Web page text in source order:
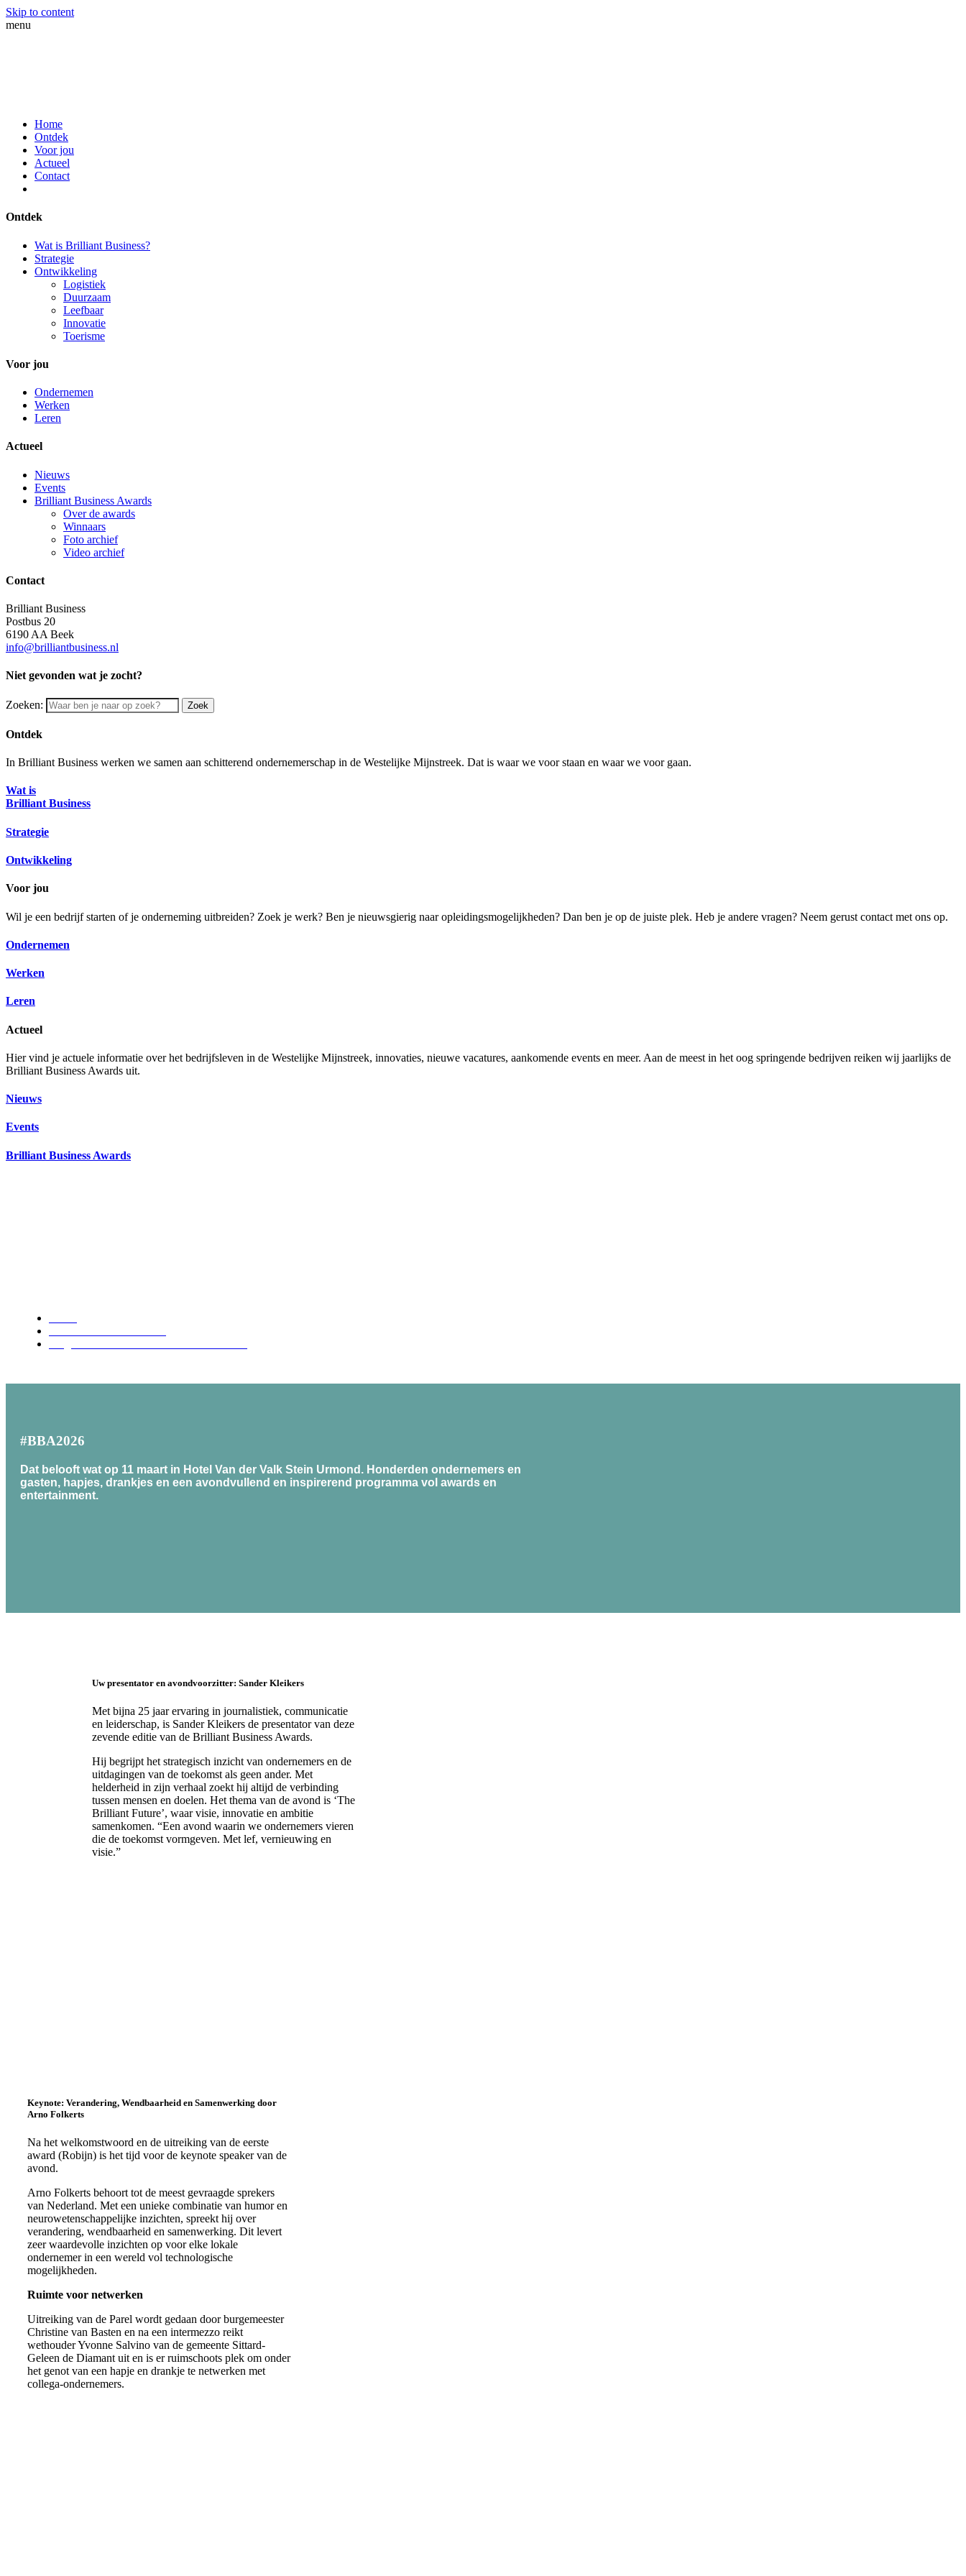
Skip to content
menu
Home
Ontdek
Voor jou
Actueel
Contact
Ontdek
Wat is Brilliant Business?
Strategie
Ontwikkeling
Logistiek
Duurzaam
Leefbaar
Innovatie
Toerisme
Voor jou
Ondernemen
Werken
Leren
Actueel
Nieuws
Events
Brilliant Business Awards
Over de awards
Winnaars
Foto archief
Video archief
Contact
Brilliant Business
Postbus 20
6190 AA Beek
info@brilliantbusiness.nl
Niet gevonden wat je zocht?
Zoeken: Zoek
Ontdek
In Brilliant Business werken we samen aan schitterend ondernemerschap in de Westelijke Mijnstreek. Dat is waar we voor staan en waar we voor gaan.
Wat is
Brilliant Business
Strategie
Ontwikkeling
Voor jou
Wil je een bedrijf starten of je onderneming uitbreiden? Zoek je werk? Ben je nieuwsgierig naar opleidingsmogelijkheden? Dan ben je op de juiste plek. Heb je andere vragen? Neem gerust contact met ons op.
Ondernemen
Werken
Leren
Actueel
Hier vind je actuele informatie over het bedrijfsleven in de Westelijke Mijnstreek, innovaties, nieuwe vacatures, aankomende events en meer. Aan de meest in het oog springende bedrijven reiken wij jaarlijks de
Brilliant Business Awards uit.
Nieuws
Events
Brilliant Business Awards
#BBA2026
Dat belooft wat op 11 maart in Hotel Van der Valk Stein Urmond. Honderden ondernemers en
gasten, hapjes, drankjes en een avondvullend en inspirerend programma vol awards en
entertainment.
Uw presentator en avondvoorzitter: Sander Kleikers
Met bijna 25 jaar ervaring in journalistiek, communicatie
en leiderschap, is Sander Kleikers de presentator van deze
zevende editie van de Brilliant Business Awards.
Hij begrijpt het strategisch inzicht van ondernemers en de
uitdagingen van de toekomst als geen ander. Met
helderheid in zijn verhaal zoekt hij altijd de verbinding
tussen mensen en doelen. Het thema van de avond is ‘The
Brilliant Future’, waar visie, innovatie en ambitie
samenkomen. “Een avond waarin we ondernemers vieren
die de toekomst vormgeven. Met lef, vernieuwing en
visie.”
Keynote: Verandering, Wendbaarheid en Samenwerking door
Arno Folkerts
Na het welkomstwoord en de uitreiking van de eerste
award (Robijn) is het tijd voorde keynote speaker van de
avond.
Arno Folkerts behoort tot de meest gevraagde sprekers
van Nederland. Met een unieke combinatie van humor en
neurowetenschappelijke inzichten, spreekt hij over
verandering, wendbaarheid en samenwerking. Dit levert
zeer waardevolle inzichten op voor elke lokale
ondernemer in een wereld vol technologische
mogelijkheden.
Ruimte voor netwerken
Uitreiking van de Parel wordt gedaan door burgemeester
Christine van Basten en na een intermezzo reikt
wethouder Yvonne Salvino van de gemeente Sittard-
Geleen de Diamant uit en is er ruimschoots plek om onder
het genot van een hapje en drankje te netwerken met
collega-ondernemers.